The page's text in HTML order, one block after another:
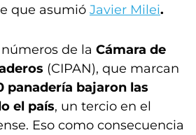
que asumió Javier Milei.
de la Cámara de
(CIPAN), que marcan
panadería bajaron las
el país, un tercio en el
Eso como consecuencia